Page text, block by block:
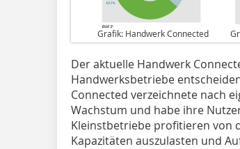
Grafik: Handwerk Connected
Der aktuelle Handwerk
Handwerksbetriebe
Connected verzeichnete nach
Wachstum und habe ihre
Kleinstbetriebe profitieren von
Kapazitäten auszulasten und